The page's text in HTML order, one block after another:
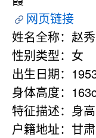
网页链接
姓名全称：赵
性别类型：女
出生日期：
身体高度：
特征描述：身
户籍地址：甘